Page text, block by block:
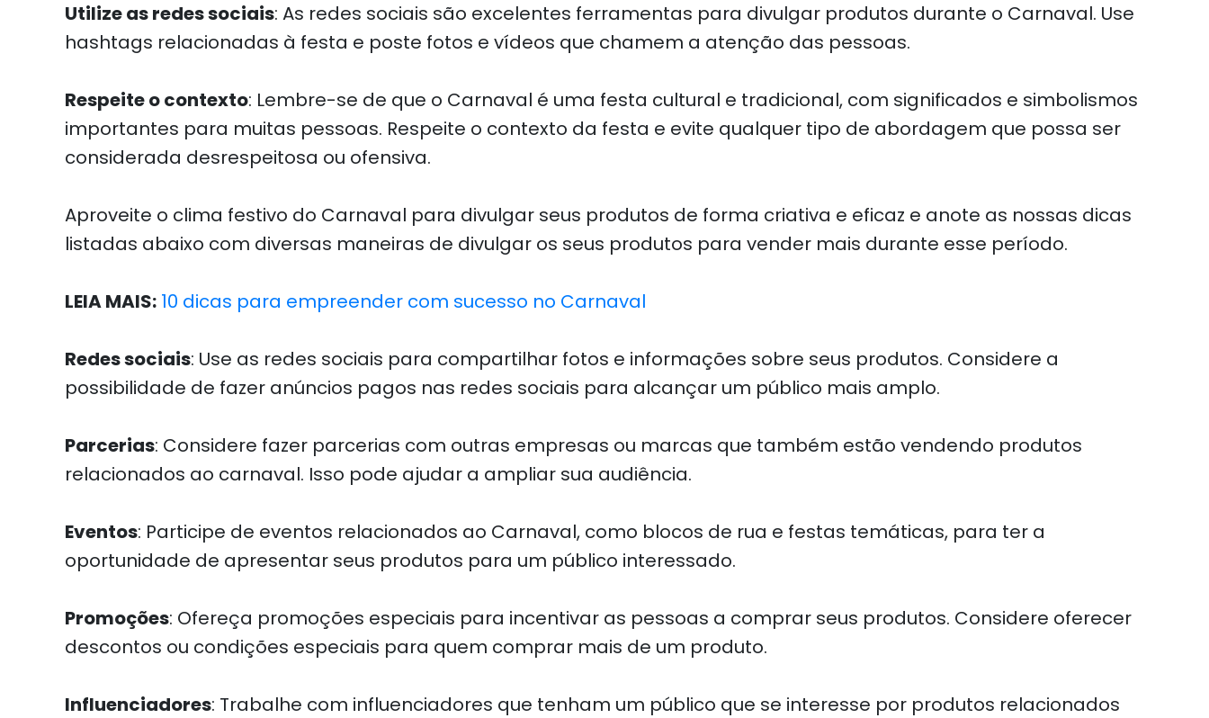
Utilize as redes sociais: As redes sociais são excelentes ferramentas para divulgar produtos durante o Carnaval. Use
hashtags relacionadas à festa e poste fotos e vídeos que chamem a atenção das pessoas.
Respeite o contexto: Lembre-se de que o Carnaval é uma festa cultural e tradicional, com significados e simbolismos
importantes para muitas pessoas. Respeite o contexto da festa e evite qualquer tipo de abordagem que possa ser
considerada desrespeitosa ou ofensiva.
Aproveite o clima festivo do Carnaval para divulgar seus produtos de forma criativa e eficaz e anote as nossas dicas
listadas abaixo com diversas maneiras de divulgar os seus produtos para vender mais durante esse período.
LEIA MAIS: 10 dicas para empreender com sucesso no Carnaval
Redes sociais: Use as redes sociais para compartilhar fotos e informações sobre seus produtos. Considere a
possibilidade de fazer anúncios pagos nas redes sociais para alcançar um público mais amplo.
Parcerias: Considere fazer parcerias com outras empresas ou marcas que também estão vendendo produtos
relacionados ao carnaval. Isso pode ajudar a ampliar sua audiência.
Eventos: Participe de eventos relacionados ao Carnaval, como blocos de rua e festas temáticas, para ter a
oportunidade de apresentar seus produtos para um público interessado.
Promoções: Ofereça promoções especiais para incentivar as pessoas a comprar seus produtos. Considere oferecer
descontos ou condições especiais para quem comprar mais de um produto.
Influenciadores: Trabalhe com influenciadores que tenham um público que se interesse por produtos relacionados